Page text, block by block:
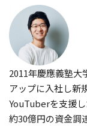
2011年慶應義塾大
アップに入社し新
YouTuberを支援
約30億円の資金調